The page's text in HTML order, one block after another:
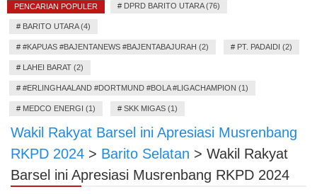
PENCARIAN POPULER # DPRD BARITO UTARA (76)
# BARITO UTARA (4)
# #KAPUAS #BAJENTANEWS #BAJENTABAJURAH (2) # PT. PADAIDI (2)
# LAHEI BARAT (2)
# #ERLINGHAALAND #DORTMUND #BOLA #LIGACHAMPION (1)
# MEDCO ENERGI (1) # SKK MIGAS (1)
Wakil Rakyat Barsel ini Apresiasi Musrenbang
RKPD 2024 > Barito Selatan > Wakil Rakyat
Barsel ini Apresiasi Musrenbang RKPD 2024